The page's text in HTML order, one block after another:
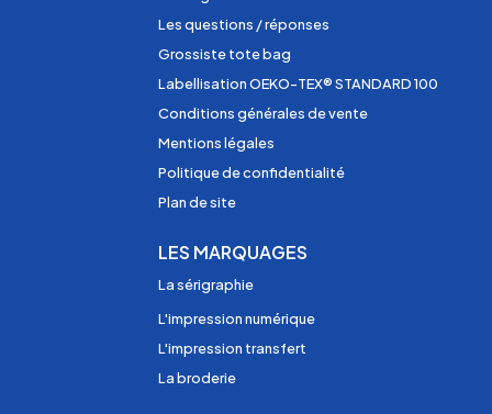
Les questions / réponses
Grossiste tote bag
Labellisation OEKO-TEX® STANDARD 100
Conditions générales de vente
Mentions légales
Politique de confidentialité
Plan de site
LES MARQUAGES
La sérigraphie
L'impression numérique
L'impression transfert
La broderie